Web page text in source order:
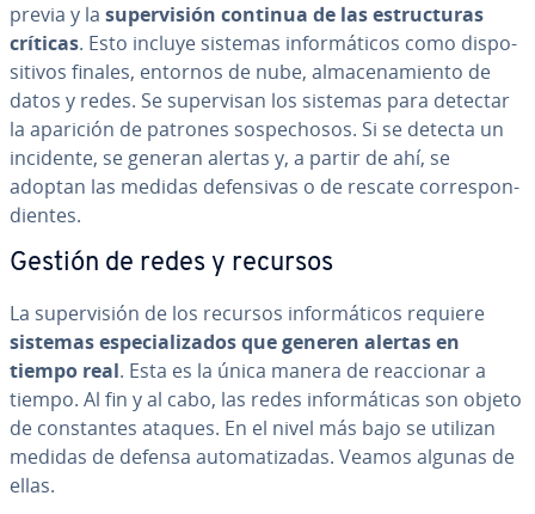
previa y la su­pe­r­vi­sión continua de las es­tru­c­tu­ras
críticas. Esto incluye sistemas in­fo­r­má­ti­cos como di­s­po­
si­ti­vos finales, entornos de nube, al­ma­ce­na­mie­n­to de
datos y redes. Se su­pe­r­vi­san los sistemas para detectar
la aparición de patrones so­s­pe­cho­sos. Si se detecta un
incidente, se generan alertas y, a partir de ahí, se
adoptan las medidas de­fe­n­si­vas o de rescate co­rre­s­po­n­
die­n­tes.
Gestión de redes y recursos
La su­pe­r­vi­sión de los recursos in­fo­r­má­ti­cos requiere
sistemas es­pe­cia­li­za­dos que generen alertas en
tiempo real. Esta es la única manera de reac­cio­nar a
tiempo. Al fin y al cabo, las redes in­fo­r­má­ti­cas son objeto
de co­n­s­ta­n­tes ataques. En el nivel más bajo se utilizan
medidas de defensa au­to­ma­ti­za­das. Veamos algunas de
ellas.